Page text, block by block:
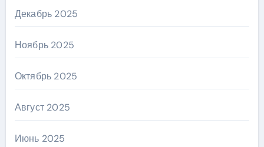
Декабрь 2025
Ноябрь 2025
Октябрь 2025
Август 2025
Июнь 2025